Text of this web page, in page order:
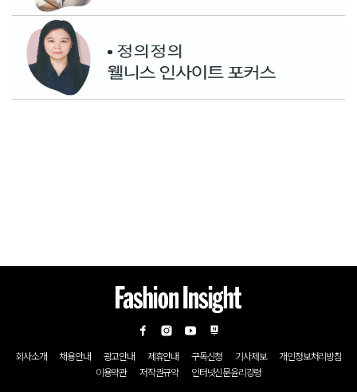
회사소개 채용안내 광고안내 제휴안내 구독신청 기사제보
개인정보처리방침
이용약관
저작권규약 인터넷신문윤리강령